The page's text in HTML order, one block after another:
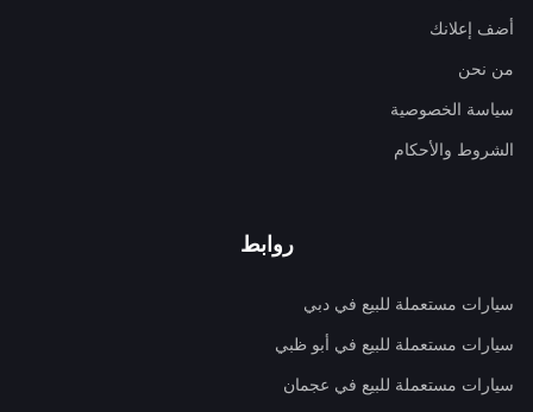
أضف إعلانك
من نحن
سياسة الخصوصية
الشروط والأحكام
روابط
سيارات مستعملة للبيع في دبي
سيارات مستعملة للبيع في أبو ظبي
سيارات مستعملة للبيع في عجمان